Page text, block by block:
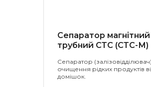
Сепаратор
трубний СТС (СТС-М)
Сепаратор
очищення рідких продуктів
домішок.